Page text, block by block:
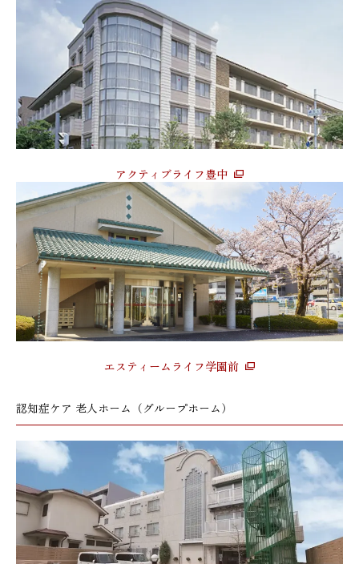
アクティブライフ豊中
エスティームライフ学園前
認知症ケア 老人ホーム（グループホーム）